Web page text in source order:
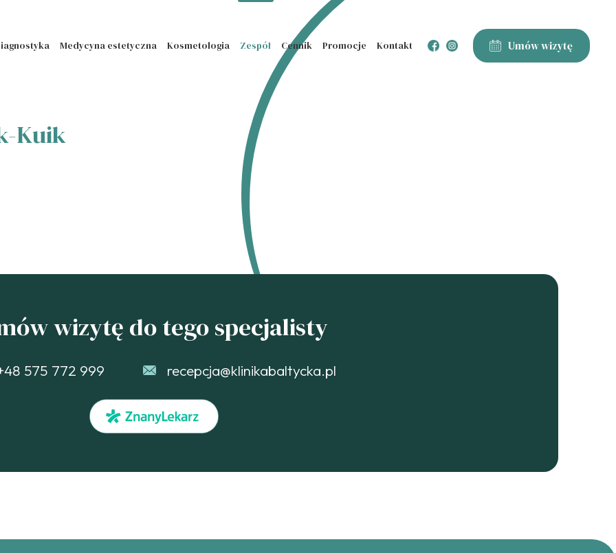
Medycyna estetyczna Kosmetologia Zespół Cennik Promocje Kontakt Umów wizytę
Kuik
wizytę do tego specjalisty
575 772 999 recepcja@klinikabaltycka.pl